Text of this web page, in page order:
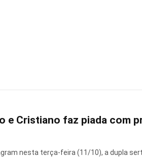
e Cristiano faz piada com
nesta terça-feira (11/10), a dupla